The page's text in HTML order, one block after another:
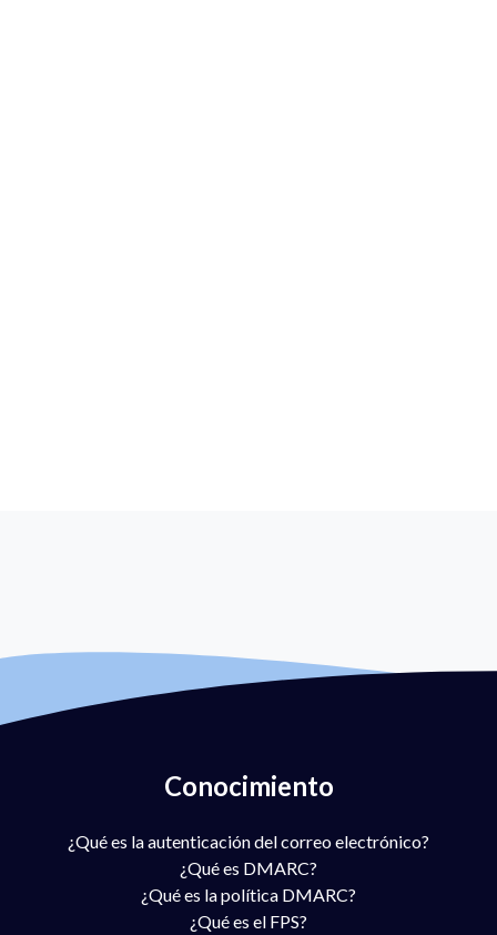
Conocimiento
¿Qué es la autenticación del correo electrónico?
¿Qué es DMARC?
¿Qué es la política DMARC?
¿Qué es el FPS?